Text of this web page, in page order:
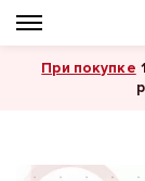
При покупке